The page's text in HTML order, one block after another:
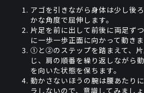
アゴを引きながら身体は少し後
かな角度で屈伸します。
片足を前に出して前後に両足ず
に一歩一歩正面に向かって動きま
①と②のステップを踏まえて、片
じ、肩の順番を繰り返しながら
を向いた状態を保ちます。
動かさないほうの腕は腰あたり
ラしないので、意識してみましょ